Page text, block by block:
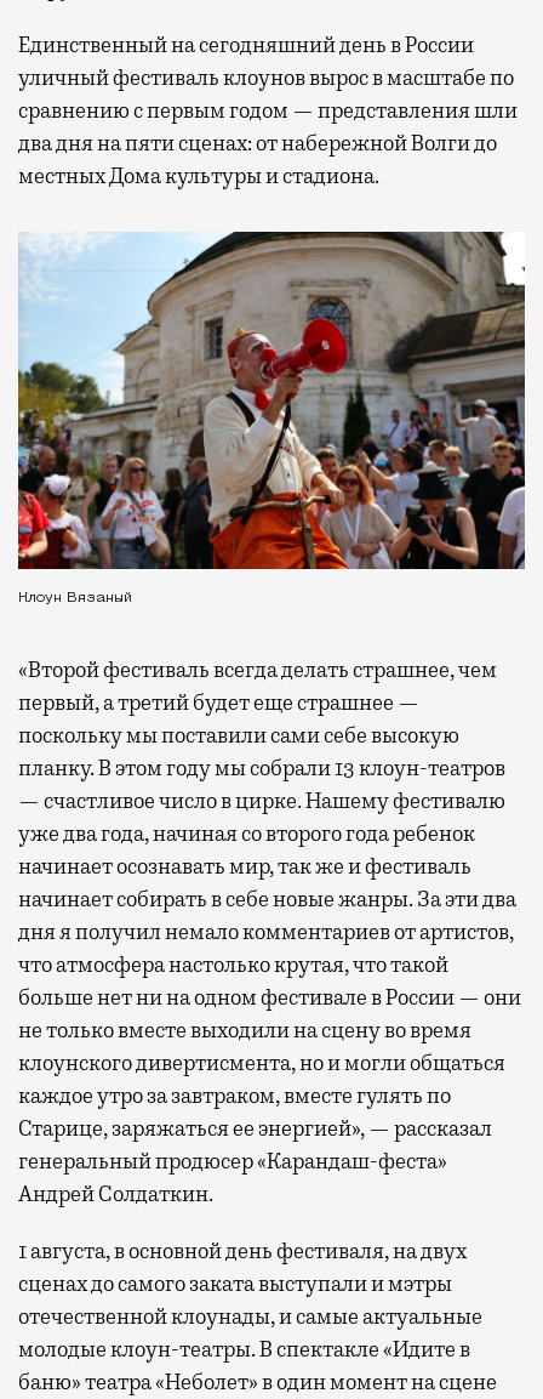
Единственный на сегодняшний день в России
уличный фестиваль клоунов вырос в масштабе по
сравнению с первым годом — представления шли
два дня на пяти сценах: от набережной Волги до
местных Дома культуры и стадиона.
Клоун Вязаный
«Второй фестиваль всегда делать страшнее, чем
первый, а третий будет еще страшнее —
поскольку мы поставили сами себе высокую
планку. В этом году мы собрали 13 клоун-театров
— счастливое число в цирке. Нашему фестивалю
уже два года, начиная со второго года ребенок
начинает осознавать мир, так же и фестиваль
начинает собирать в себе новые жанры. За эти два
дня я получил немало комментариев от артистов,
что атмосфера настолько крутая, что такой
больше нет ни на одном фестивале в России — они
не только вместе выходили на сцену во время
клоунского дивертисмента, но и могли общаться
каждое утро за завтраком, вместе гулять по
Старице, заряжаться ее энергией», — рассказал
генеральный продюсер «Карандаш-феста»
Андрей Солдаткин.
1 августа, в основной день фестиваля, на двух
сценах до самого заката выступали и мэтры
отечественной клоунады, и самые актуальные
молодые клоун-театры. В спектакле «Идите в
баню» театра «Неболет» в один момент на сцене